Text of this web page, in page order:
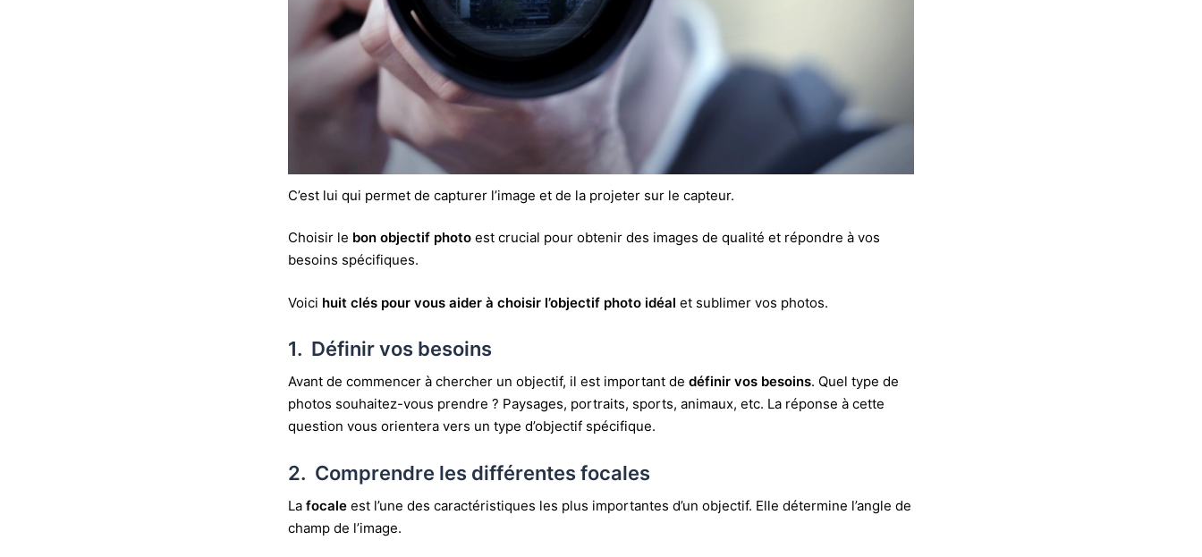
C’est lui qui permet de capturer l’image et de la projeter sur le capteur.
Choisir le bon objectif photo est crucial pour obtenir des images de qualité et répondre à vos
besoins spécifiques.
Voici huit clés pour vous aider à choisir l’objectif photo idéal et sublimer vos photos.
1. Définir vos besoins
Avant de commencer à chercher un objectif, il est important de définir vos besoins. Quel type de
photos souhaitez-vous prendre ? Paysages, portraits, sports, animaux, etc. La réponse à cette
question vous orientera vers un type d’objectif spécifique.
2. Comprendre les différentes focales
La focale est l’une des caractéristiques les plus importantes d’un objectif. Elle détermine l’angle de
champ de l’image.